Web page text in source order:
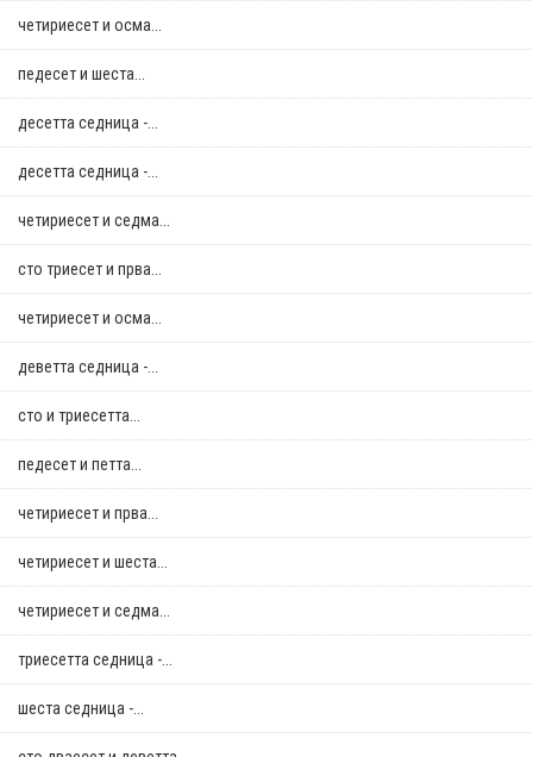
четириесет и осма...
педесет и шеста...
десетта седница -...
десетта седница -...
четириесет и седма...
сто триесет и прва...
четириесет и осма...
деветта седница -...
сто и триесетта...
педесет и петта...
четириесет и прва...
четириесет и шеста...
четириесет и седма...
триесетта седница -...
шеста седница -...